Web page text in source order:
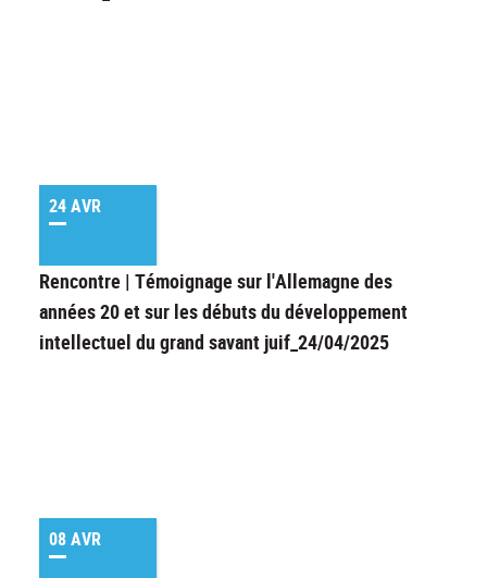
24 AVR
Rencontre | Témoignage sur l'Allemagne des
années 20 et sur les débuts du développement
intellectuel du grand savant juif_24/04/2025
08 AVR